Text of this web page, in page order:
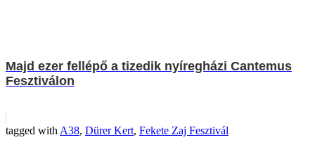
Majd ezer fellépő a tizedik nyíregházi Cantemus
Fesztiválon
tagged with A38, Dürer Kert, Fekete Zaj Fesztivál